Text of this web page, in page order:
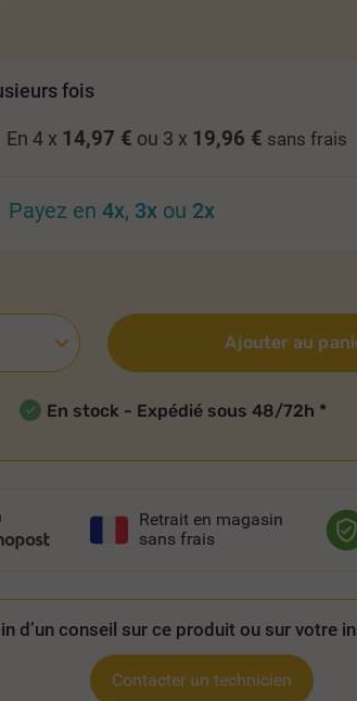
fois
En 4 x 14,97 € ou 3 x 19,96 € sans frais
Payez en4x, 3x ou 2x
Ajouter au
En stock - Expédié sous 48/72h *
Retrait en magasin
sans frais
d’un conseil sur ce produit ou sur votre
Contacter un technicien